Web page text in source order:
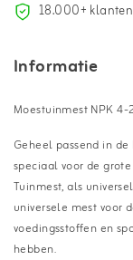
18.000+
Informatie
Moestuinmest NPK
Geheel passend in
speciaal voor de
Tuinmest, als
universele mest voor
voedingsstoffen en
hebben.